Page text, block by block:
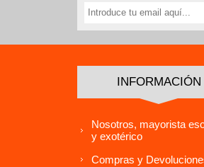
INFORMACIÓN
Nosotros, mayorista
y exotérico
Compras y